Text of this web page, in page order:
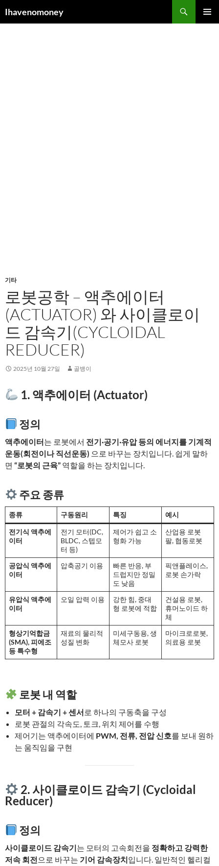
텐Ihavenomoney
색
기타
로봇공학 – 액추에이터
(ACTUATOR) 와 사이클로이
드 감속기(CYCLOIDAL
REDUCER)
2025년 10월 27일 골뱅이
1. 액추에이터 (Actuator)
정의
액추에이터는 로봇에서 전기·공기·유압 등의 에너지를 기계적
운동(회전이나 직선운동) 으로 바꾸는 장치입니다. 쉽게 말하
면 “로봇의 근육” 역할을 하는 장치입니다.
주요 종류
종류 구동원리 특징 예시
전기식 액추에
이터
전기 모터(DC,
BLDC, 스텝모
터 등)
제어가 쉽고 소
형화 가능
산업용 로봇
팔, 협동로봇
공압식 액추에
이터
압축공기 이용
빠른 반응, 부
드럽지만 정밀
도 낮음
픽앤플레이스,
로봇 손가락
유압식 액추에
이터
오일 압력 이용
강한 힘, 중대
형 로봇에 적합
건설용 로봇,
휴머노이드 하
체
형상기억합금
(SMA), 피에조
등 특수형
재료의 물리적
성질 변화
미세구동용, 생
체모사 로봇
마이크로로봇,
의료용 로봇
로봇 내 역할
모터 + 감속기 + 센서 로 하나의 구동축을 구성
로봇 관절의 각속도, 토크, 위치 제어를 수행
제어기는 액추에이터에 PWM, 전류, 전압 신호를 보내 원하
는 움직임을 구현
2. 사이클로이드 감속기 (Cycloidal
Reducer)
정의
사이클로이드 감속기는 모터의 고속회전을 정확하고 강력한
저속 회전 으로 바꾸는 기어 감속장치입니다. 일반적인 헬리컬